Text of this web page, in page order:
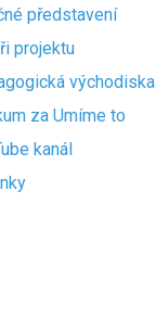
představení
projektu
východiska
za Umíme to
kanál